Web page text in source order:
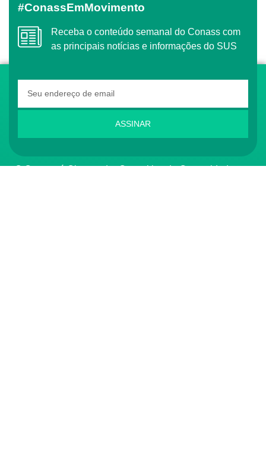
#ConassEmMovimento
Receba o conteúdo semanal do Conass com
as principais notícias e informações do SUS
ASSINAR
O Conass é Observador Consultivo da Comunidade